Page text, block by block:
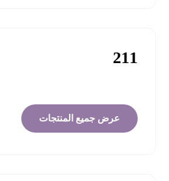
211
عرض جميع المنتجات